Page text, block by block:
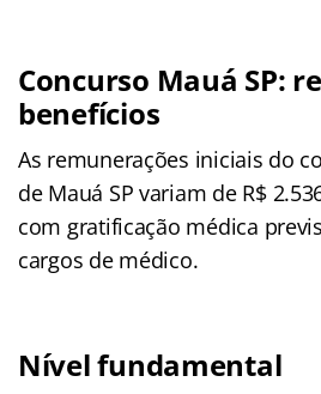
Concurso Mauá SP:
benefícios
As remunerações iniciais do
de Mauá SP variam de R$
com gratificação médica
cargos de médico.
Nível fundamental